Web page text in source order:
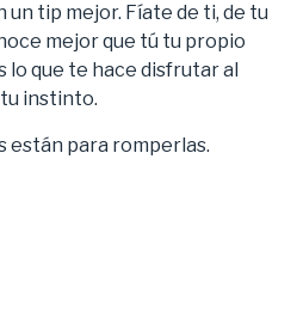
un tip mejor. Fíate de ti, de tu
mejor que tú tu propio
lo que te hace disfrutar al
tu instinto.
están para romperlas.